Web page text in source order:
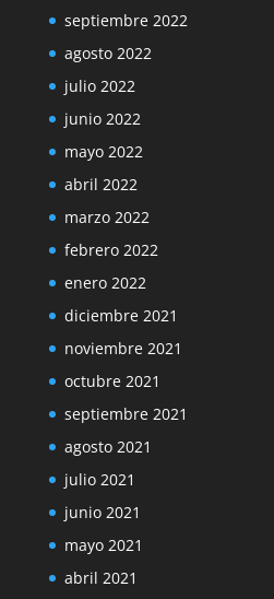
septiembre 2022
agosto 2022
julio 2022
junio 2022
mayo 2022
abril 2022
marzo 2022
febrero 2022
enero 2022
diciembre 2021
noviembre 2021
octubre 2021
septiembre 2021
agosto 2021
julio 2021
junio 2021
mayo 2021
abril 2021